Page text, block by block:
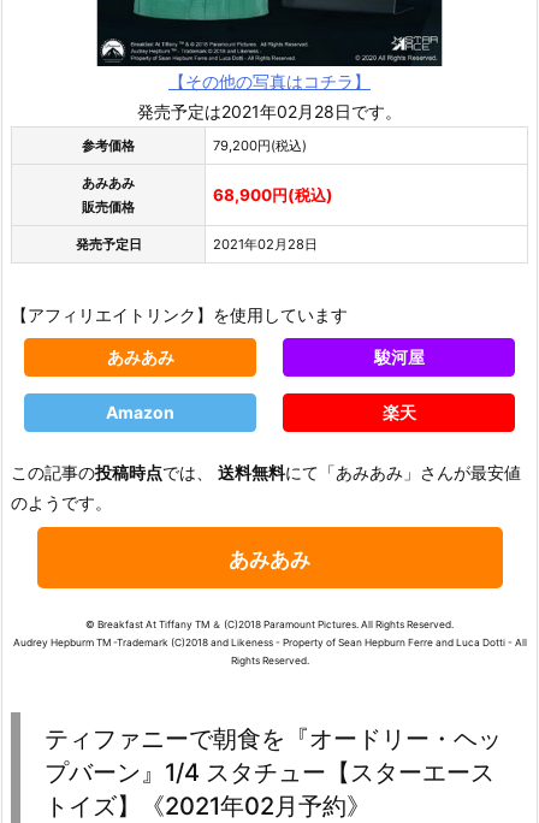
【その他の写真はコチラ】
発売予定は2021年02月28日です。
参考価格 79,200円(税込)
あみあみ
販売価格
68,900円(税込)
発売予定日 2021年02月28日
【アフィリエイトリンク】を使用しています
あみあみ 駿河屋
Amazon 楽天
この記事の投稿時点では、 送料無料にて「あみあみ」さんが最安値
のようです。
あみあみ
© Breakfast At Tiffany TM ＆ (C)2018 Paramount Pictures. All Rights Reserved.
Audrey Hepburm TM -Trademark (C)2018 and Likeness - Property of Sean Hepburn Ferre and Luca Dotti - All
Rights Reserved.
ティファニーで朝食を『オードリー・ヘッ
プバーン』1/4 スタチュー【スターエース
トイズ】《2021年02月予約》